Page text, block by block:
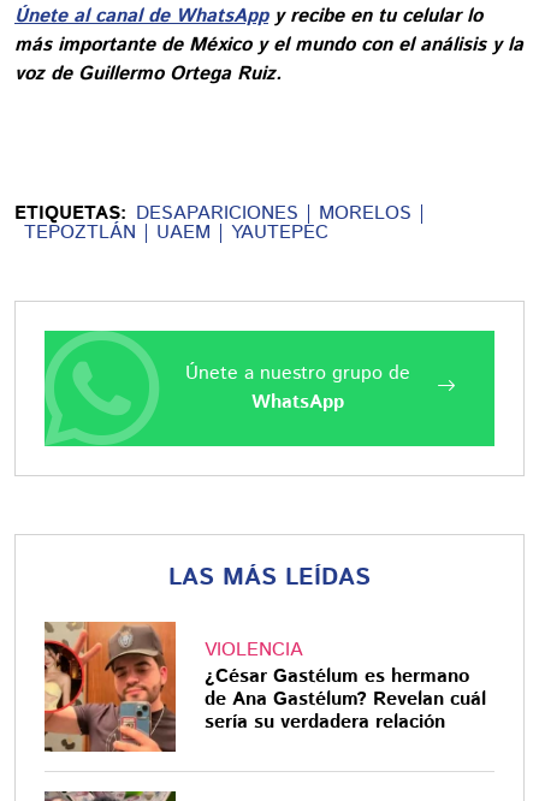
Únete al canal de WhatsAppy recibe en tu celular lo
más importante de México y el mundo con el análisis y la
voz de Guillermo Ortega Ruiz.
ETIQUETAS: DESAPARICIONES MORELOS
TEPOZTLÁN UAEM YAUTEPEC
Únete a nuestro grupo de
WhatsApp
LAS MÁS LEÍDAS
VIOLENCIA
¿César Gastélum es hermano
de Ana Gastélum? Revelan cuál
sería su verdadera relación